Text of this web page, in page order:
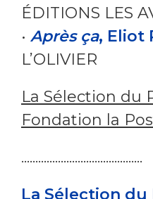
ÉDITIONS LES
• Après ça, Eliot
L’OLIVIER
La Sélection du
Fondation la
...........................................
La Sélection